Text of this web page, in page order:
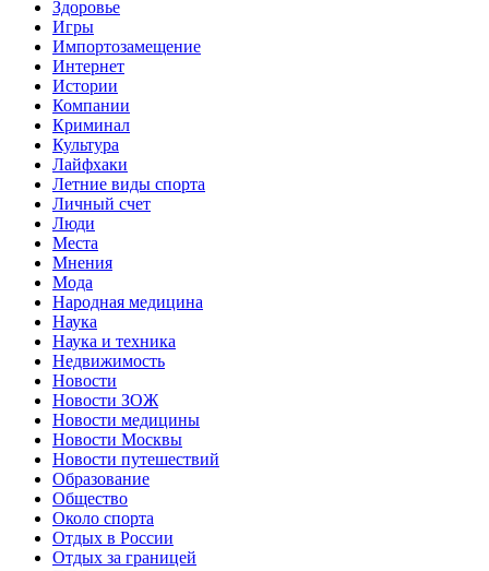
Здоровье
Игры
Импортозамещение
Интернет
Истории
Компании
Криминал
Культура
Лайфхаки
Летние виды спорта
Личный счет
Люди
Места
Мнения
Мода
Народная медицина
Наука
Наука и техника
Недвижимость
Новости
Новости ЗОЖ
Новости медицины
Новости Москвы
Новости путешествий
Образование
Общество
Около спорта
Отдых в России
Отдых за границей